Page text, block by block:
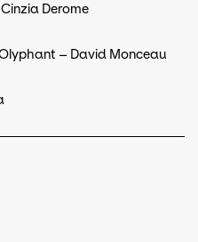
Cinzia Derome
– David Monceau